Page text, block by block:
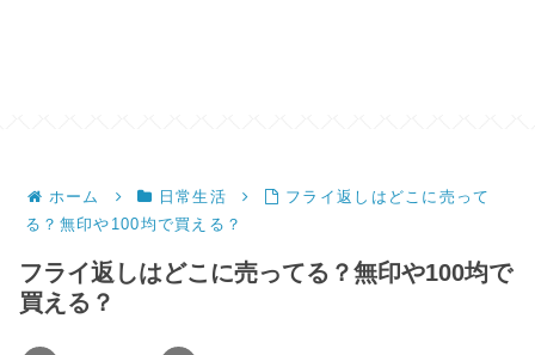
ホーム 日常生活
フライ返しはどこに売って
る？無印や100均で買える？
フライ返しはどこに売ってる？無印や100均で
買える？